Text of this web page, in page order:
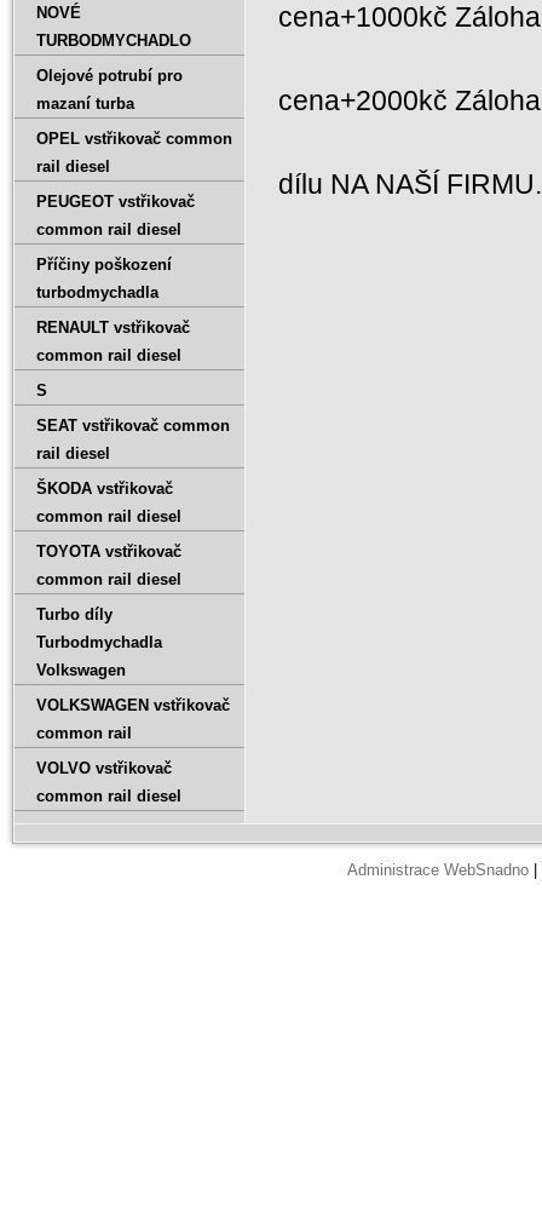
cena+1000kč
cena+2000kč
dílu NA NAŠÍ
NOVÉ
TURBODMYCHADLO
Olejové potrubí pro
mazaní turba
OPEL vstřikovač common
rail diesel
PEUGEOT vstřikovač
common rail diesel
Příčiny poškození
turbodmychadla
RENAULT vstřikovač
common rail diesel
S
SEAT vstřikovač common
rail diesel
ŠKODA vstřikovač
common rail diesel
TOYOTA vstřikovač
common rail diesel
Turbo díly
Turbodmychadla
Volkswagen
VOLKSWAGEN vstřikovač
common rail
VOLVO vstřikovač
common rail diesel
Administrace WebSnadno|